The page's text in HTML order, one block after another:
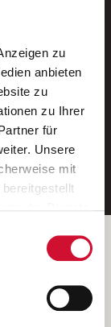
zu
anbieten
zu
zu Ihrer
für
Unsere
mit
so stimmen
Sie können
widerrufen,
und diese
AWO